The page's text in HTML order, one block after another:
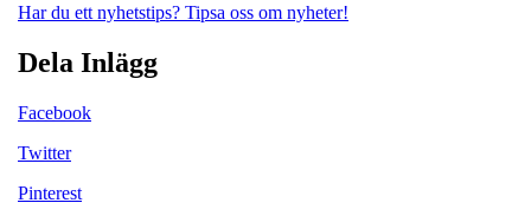
Har du ett nyhetstips? Tipsa oss om nyheter!
Dela Inlägg
Facebook
Twitter
Pinterest